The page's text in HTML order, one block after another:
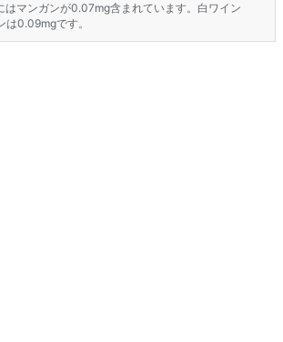
はマンガンが0.07mg含まれています。白ワイン
0.09mgです。